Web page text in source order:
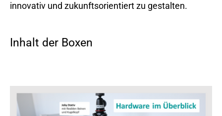
innovativ und zukunftsorientiert zu gestalten.
Inhalt der Boxen